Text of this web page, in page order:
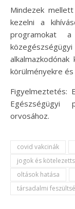
Mindezek
kezelni a
programokat
körülményekre
Figyelmeztetés:
Egészségügyi
orvosához.
covid vakcinák
jogok és
oltások hatása
társadalmi